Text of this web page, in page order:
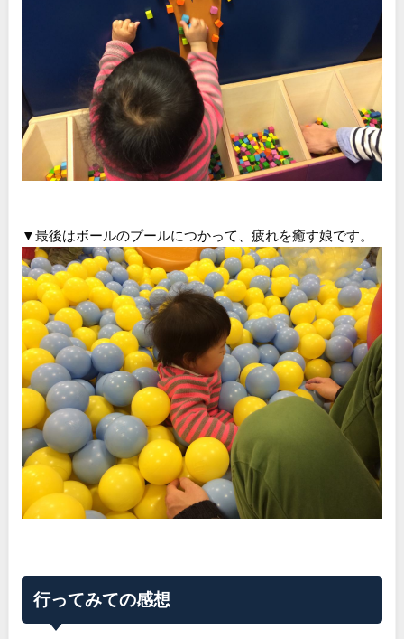
▼最後はボールのプールにつかって、疲れを癒す娘です。
行ってみての感想